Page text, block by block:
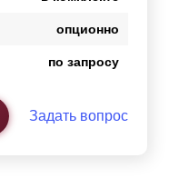
опционно
по запросу
Задать вопрос